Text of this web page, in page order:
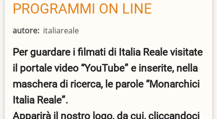
PROGRAMMI ON LINE
autore italiareale
Per guardare i filmati di Italia Reale visitate
il portale video “YouTube” e inserite, nella
maschera di ricerca, le parole “Monarchici
Italia Reale”.
Apparirà il nostro logo, da cui, cliccandoci